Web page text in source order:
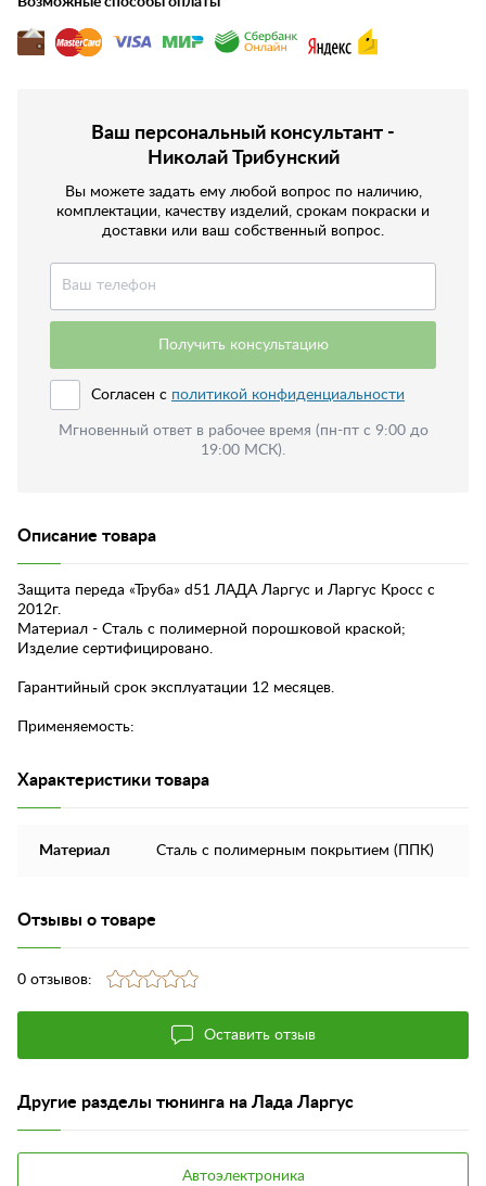
Ваш персональный консультант -
Николай Трибунский
Вы можете задать ему любой вопрос по наличию,
комплектации, качеству изделий, срокам покраски и
доставки или ваш собственный вопрос.
Получить консультацию
Согласен с политикой конфиденциальности
Мгновенный ответ в рабочее время (пн-пт с 9:00 до
19:00 МСК).
Описание товара
Защита переда «Труба» d51 ЛАДА Ларгус и Ларгус Кросс с
2012г.
Материал - Сталь с полимерной порошковой краской;
Изделие сертифицировано.
Гарантийный срок эксплуатации 12 месяцев.
Применяемость:
Характеристики товара
Материал Сталь с полимерным покрытием (ППК)
Отзывы о товаре
0 отзывов:
Оставить отзыв
Другие разделы тюнинга на Лада Ларгус
Автоэлектроника